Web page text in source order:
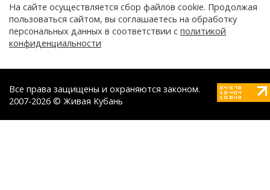
На сайте осуществляется сбор файлов cookie. Продолжая
пользоваться сайтом, вы соглашаетесь на обработку
персональных данных в соответствии с политикой
конфиденциальности
Все права защищены и охраняются законом.
2007-2026 © Живая Кубань